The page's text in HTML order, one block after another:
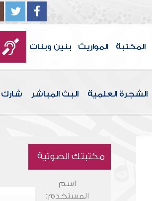
المكتبة المواريث بنين وبنات
الشجرة العلمية البث المباشر شارك
مكتبتك الصوتية
اسم
المستخدم: